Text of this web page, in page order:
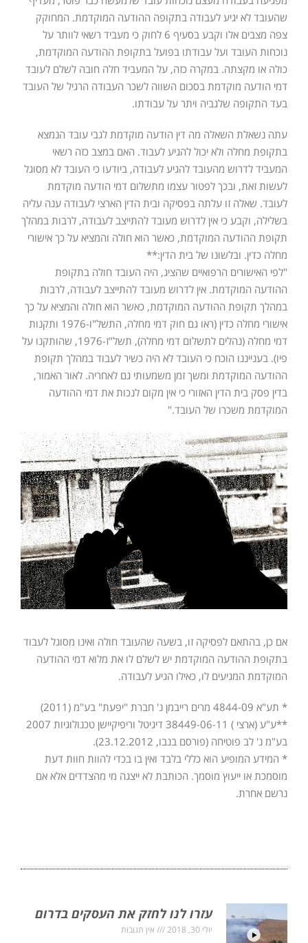
שהעובד לא יגיע לעבודה בתקופה ההודעה המוקדמת. המחוקק
צפה מצבים אלו וקבע בסעיף 6 לחוק כי מעביד רשאי לוותר על
נוכחות העובד ועל עבודתו בפועל בתקופת ההודעה המוקדמת,
כולה או מקצתה. במקרה כזה, על המעביד חלה חובה לשלם לעובד
דמי הודעה מוקדמת בסכום השווה לשכר העבודה הרגיל של העובד
בעד התקופה שלגביה ויתר על עבודתו.
עתה נשאלת השאלה מה דין הודעה מוקדמת לגבי עובד הנמצא
בתקופת מחלה ולא יכול להגיע לעבוד. האם במצב כזה רשאי
המעביד לדרוש מהעובד להגיע לעבודה, ביודעו כי העובד לא מסוגל
לעשות זאת, ובכך לפטור עצמו מתשלום דמי הודעה מוקדמת
לעובד. שאלה זו עלתה בפסיקה ובית הדין הארצי לעבודה ענה עליה
בשלילה, וקבע כי אין לדרוש מעובד להתייצב לעבודה, לרבות במהלך
תקופת ההודעה המוקדמת, כאשר הוא חולה והמציא על כך אישורי
מחלה כדין. ובלשונו של בית הדין:**
"לפי האישורים הרפואיים שהציג, היה העובד חולה בתקופת
ההודעה המוקדמת. אין לדרוש מעובד להתייצב לעבודה, לרבות
במהלך תקופת ההודעה המוקדמת, כאשר הוא חולה והמציא על כך
אישורי מחלה כדין (ראו גם חוק דמי מחלה, התשל"ו-1976 ותקנות
דמי מחלה (נהלים לתשלום דמי מחלה), תשל"ז-1976, שהותקנו על
פיו). בענייננו הוכח כי העובד לא היה כשיר לעבוד במהלך תקופת
ההודעה המוקדמת ומשך זמן משמעותי גם לאחריה. לאור האמור,
בדין פסק בית הדין האזורי כי אין מקום לנכות את דמי ההודעה
המוקדמת משכרו של העובד."
אם כן, בהתאם לפסיקה זו, בשעה שהעובד חולה ואינו מסוגל לעבוד
בתקופת ההודעה המוקדמת יש לשלם לו את מלוא דמי ההודעה
המוקדמת המגיעים לו, כאילו הגיע לעבודה.
* תע"א 4844-09 מרים רייבמן נ' חברת "יפעת" בע"מ (2011)
**ע"ע (ארצי ) 38449-06-11 דיגיטל וריפיקיישן טכנולוגיות 2007
בע"מ נ' לב פוטיחה (פורסם בנבו, 23.12.2012).
* המידע המופיע הוא כללי בלבד ואין בו בכדי להוות חוות דעת
מוסמכת או ייעוץ מוסמך. הכותבת לא ייצגה מי מהצדדים אלא אם
נרשם אחרת.
עזרו לנו לחזק את העסקים בדרום
יולי 30, 2018 אין תגובות